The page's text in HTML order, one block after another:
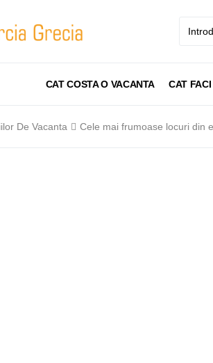
CAT COSTA O VACANTA CAT
De Vacanta Cele mai frumoase locuri din